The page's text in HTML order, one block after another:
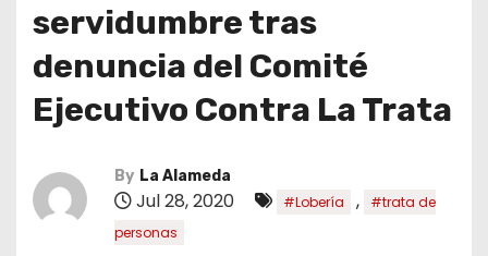
servidumbre tras
denuncia del Comité
Ejecutivo Contra La Trata
By La Alameda
Jul 28, 2020 #Lobería ,
#trata de
personas